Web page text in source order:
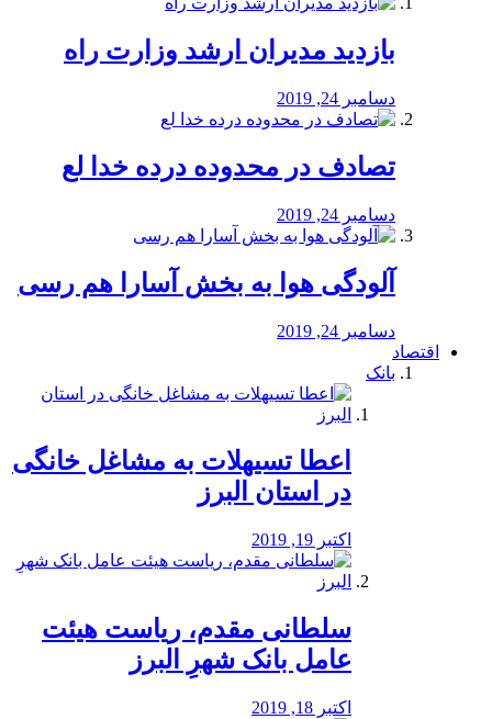
بازدید مدیران ارشد وزارت راه
دسامبر 24, 2019
تصادف در محدوده درده خدا لع
دسامبر 24, 2019
آلودگی هوا به بخش آسارا هم رسی
دسامبر 24, 2019
اقتصاد
بانک
️اعطا تسیهلات به مشاغل خانگی
در استان البرز
اکتبر 19, 2019
سلطانی مقدم، ریاست هیئت
عامل بانک شهرِ البرز
اکتبر 18, 2019